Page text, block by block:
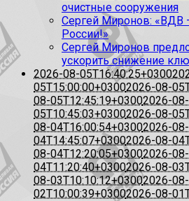
очистные сооружения
Сергей Миронов: «ВДВ
России!»
Сергей Миронов
ускорить снижение
2026-08-05T16:40:25+0300
05T15:00:00+03002026-08-
08-05T12:45:19+03002026-08-
05T10:45:03+03002026-08-
08-04T16:00:54+03002026-08-
04T14:45:07+03002026-08-
08-04T12:20:05+03002026-08-
04T11:20:40+03002026-08-
08-03T10:10:12+03002026-08-
02T10:00:39+03002026-08-